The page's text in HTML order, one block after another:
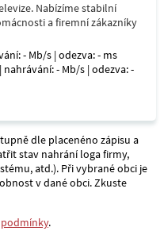
Nabízíme stabilní
a firemní zákazníky
- Mb/s | odezva: - ms
nahrávání: - Mb/s | odezva: -
dle placenéno zápisu a
stav nahrání loga firmy,
atd.). Při vybrané obci je
v dané obci. Zkuste
podmínky.